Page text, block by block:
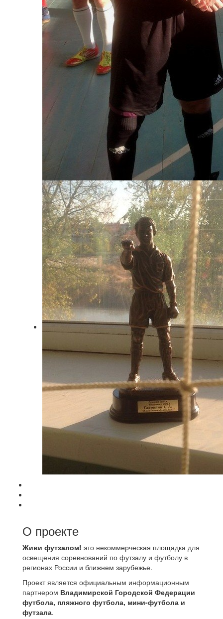
О проекте
Живи футзалом! это некоммерческая площадка для
освещения соревнований по футзалу и футболу в
регионах России и ближнем зарубежье.
Проект является официальным информационным
партнером Владимирской Городской Федерации
футбола, пляжного футбола, мини-футбола и
футзала.